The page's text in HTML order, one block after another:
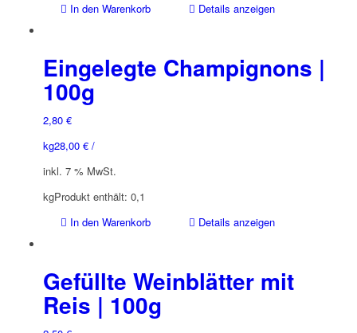
In den Warenkorb
Details anzeigen
Eingelegte Champignons |
100g
2,80 €
28,00 €/
kg
inkl. 7 % MwSt.
Produkt enthält: 0,1
kg
In den Warenkorb
Details anzeigen
Gefüllte Weinblätter mit
Reis | 100g